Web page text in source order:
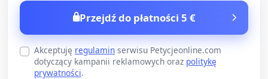
Przejdź do płatności 5 €
Akceptuję regulamin serwisu Petycjeonline.com
dotyczący kampanii reklamowych oraz politykę
prywatności.